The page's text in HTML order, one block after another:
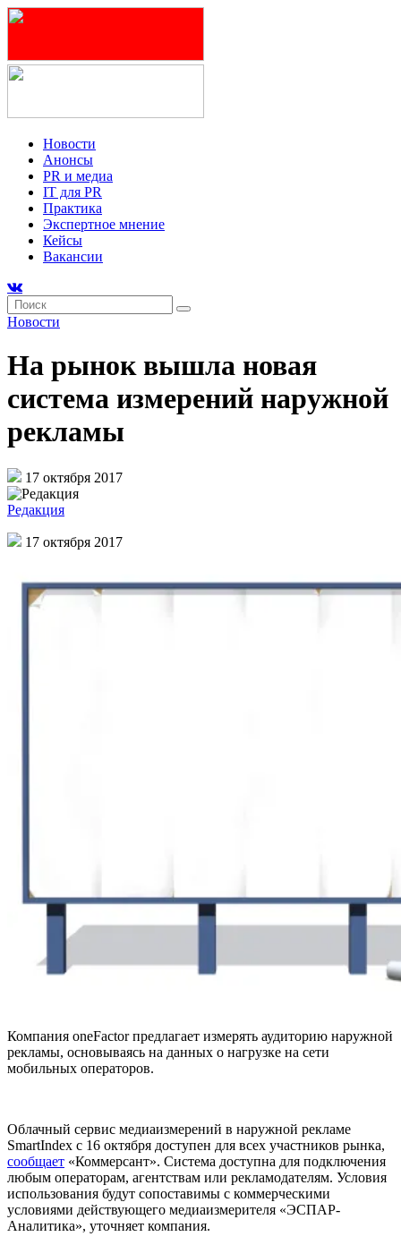
Новости
Анонсы
PR и медиа
IT для PR
Практика
Экспертное мнение
Кейсы
Вакансии
Новости
На рынок вышла новая
система измерений наружной
рекламы
17 октября 2017
Редакция
17 октября 2017
Компания oneFactor предлагает измерять аудиторию наружной
рекламы, основываясь на данных о нагрузке на сети
мобильных операторов.
Облачный сервис медиаизмерений в наружной рекламе
SmartIndex с 16 октября доступен для всех участников рынка,
сообщает «Коммерсант». Система доступна для подключения
любым операторам, агентствам или рекламодателям. Условия
использования будут сопоставимы с коммерческими
условиями действующего медиаизмерителя «ЭСПАР-
Аналитика», уточняет компания.